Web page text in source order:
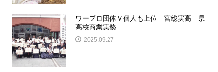
ワープロ団体Ｖ個人も上位 宮総実高 県
高校商業実務...
2025.09.27